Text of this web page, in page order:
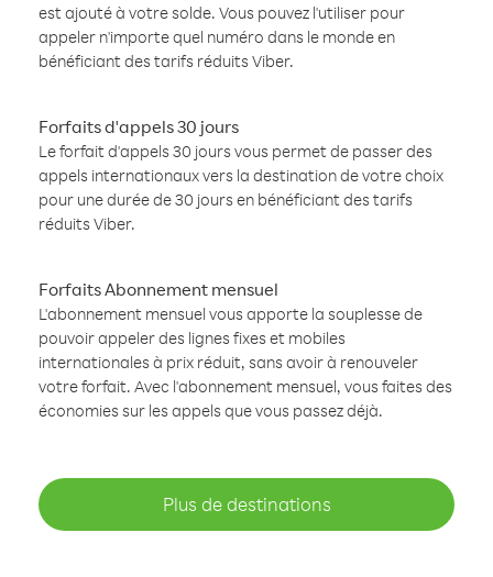
est ajouté à votre solde. Vous pouvez l'utiliser pour
appeler n'importe quel numéro dans le monde en
bénéficiant des tarifs réduits Viber.
Forfaits d'appels 30 jours
Le forfait d'appels 30 jours vous permet de passer des
appels internationaux vers la destination de votre choix
pour une durée de 30 jours en bénéficiant des tarifs
réduits Viber.
Forfaits Abonnement mensuel
L'abonnement mensuel vous apporte la souplesse de
pouvoir appeler des lignes fixes et mobiles
internationales à prix réduit, sans avoir à renouveler
votre forfait. Avec l'abonnement mensuel, vous faites des
économies sur les appels que vous passez déjà.
Plus de destinations